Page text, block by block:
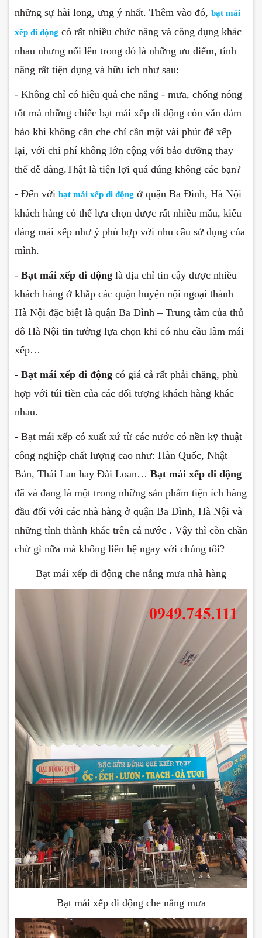
những sự hài long, ưng ý nhất. Thêm vào đó, bạt mái
xếp di động có rất nhiều chức năng và công dụng khác
nhau nhưng nổi lên trong đó là những ưu điểm, tính
năng rất tiện dụng và hữu ích như sau:
- Không chỉ có hiệu quả che nắng - mưa, chống nóng
tốt mà những chiếc bạt mái xếp di động còn vẫn đảm
bảo khi không cần che chỉ cần một vài phút để xếp
lại, với chi phí không lớn cộng với bảo dưỡng thay
thế dễ dàng.Thật là tiện lợi quá đúng không các bạn?
- Đến với bạt mái xếp di động ở quận Ba Đình, Hà Nội
khách hàng có thể lựa chọn được rất nhiều mẫu, kiểu
dáng mái xếp như ý phù hợp với nhu cầu sử dụng của
mình.
- Bạt mái xếp di động là địa chỉ tin cậy được nhiều
khách hàng ở khắp các quận huyện nội ngoại thành
Hà Nội đặc biệt là quận Ba Đình – Trung tâm của thủ
đô Hà Nội tin tưởng lựa chọn khi có nhu cầu làm mái
xếp…
- Bạt mái xếp di động có giá cả rất phải chăng, phù
hợp với túi tiền của các đối tượng khách hàng khác
nhau.
- Bạt mái xếp có xuất xứ từ các nước có nền kỹ thuật
công nghiệp chất lượng cao như: Hàn Quốc, Nhật
Bản, Thái Lan hay Đài Loan… Bạt mái xếp di động
đã và đang là một trong những sản phẩm tiện ích hàng
đầu đối với các nhà hàng ở quận Ba Đình, Hà Nội và
những tỉnh thành khác trên cả nước . Vậy thì còn chần
chừ gì nữa mà không liên hệ ngay với chúng tôi?
Bạt mái xếp di động che nắng mưa nhà hàng
Bạt mái xếp di động che nắng mưa